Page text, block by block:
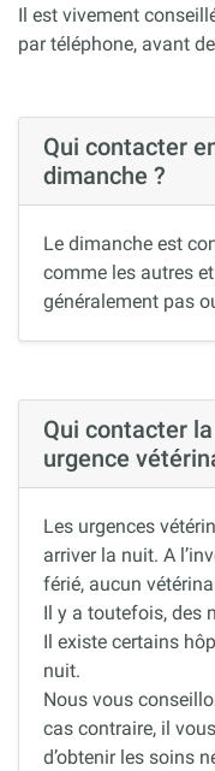
Il est vivement
par téléphone, avant
Qui contacter
dimanche ?
Le dimanche est
comme les autres
généralement pas
Qui contacter
urgence
Les urgences
arriver la nuit. A
férié, aucun
Il y a toutefois, des
Il existe certains
nuit.
Nous vous
cas contraire, il
d’obtenir les soins